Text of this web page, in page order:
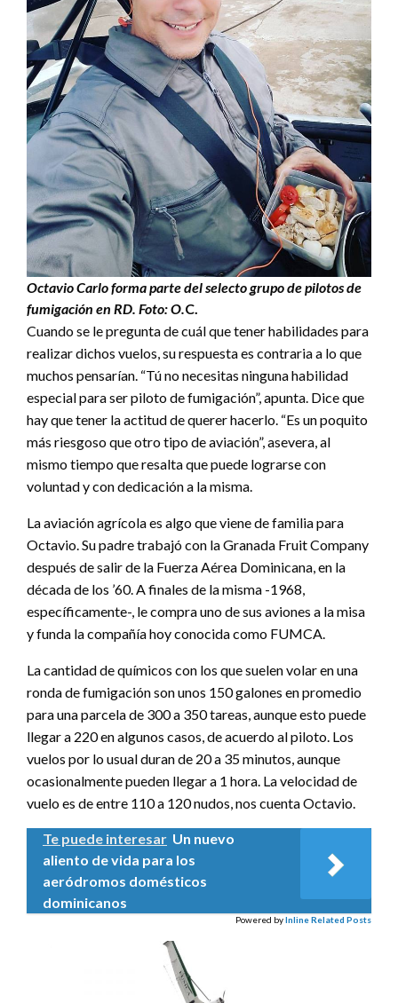
Octavio Carlo forma parte del selecto grupo de pilotos de
fumigación en RD. Foto: O.C.
Cuando se le pregunta de cuál que tener habilidades para
realizar dichos vuelos, su respuesta es contraria a lo que
muchos pensarían. “Tú no necesitas ninguna habilidad
especial para ser piloto de fumigación”, apunta. Dice que
hay que tener la actitud de querer hacerlo. “Es un poquito
más riesgoso que otro tipo de aviación”, asevera, al
mismo tiempo que resalta que puede lograrse con
voluntad y con dedicación a la misma.
La aviación agrícola es algo que viene de familia para
Octavio. Su padre trabajó con la Granada Fruit Company
después de salir de la Fuerza Aérea Dominicana, en la
década de los ’60. A finales de la misma -1968,
específicamente-, le compra uno de sus aviones a la misa
y funda la compañía hoy conocida como FUMCA.
La cantidad de químicos con los que suelen volar en una
ronda de fumigación son unos 150 galones en promedio
para una parcela de 300 a 350 tareas, aunque esto puede
llegar a 220 en algunos casos, de acuerdo al piloto. Los
vuelos por lo usual duran de 20 a 35 minutos, aunque
ocasionalmente pueden llegar a 1 hora. La velocidad de
vuelo es de entre 110 a 120 nudos, nos cuenta Octavio.
Te puede interesar Un nuevo
aliento de vida para los
aeródromos domésticos
dominicanos
Powered byInline Related Posts